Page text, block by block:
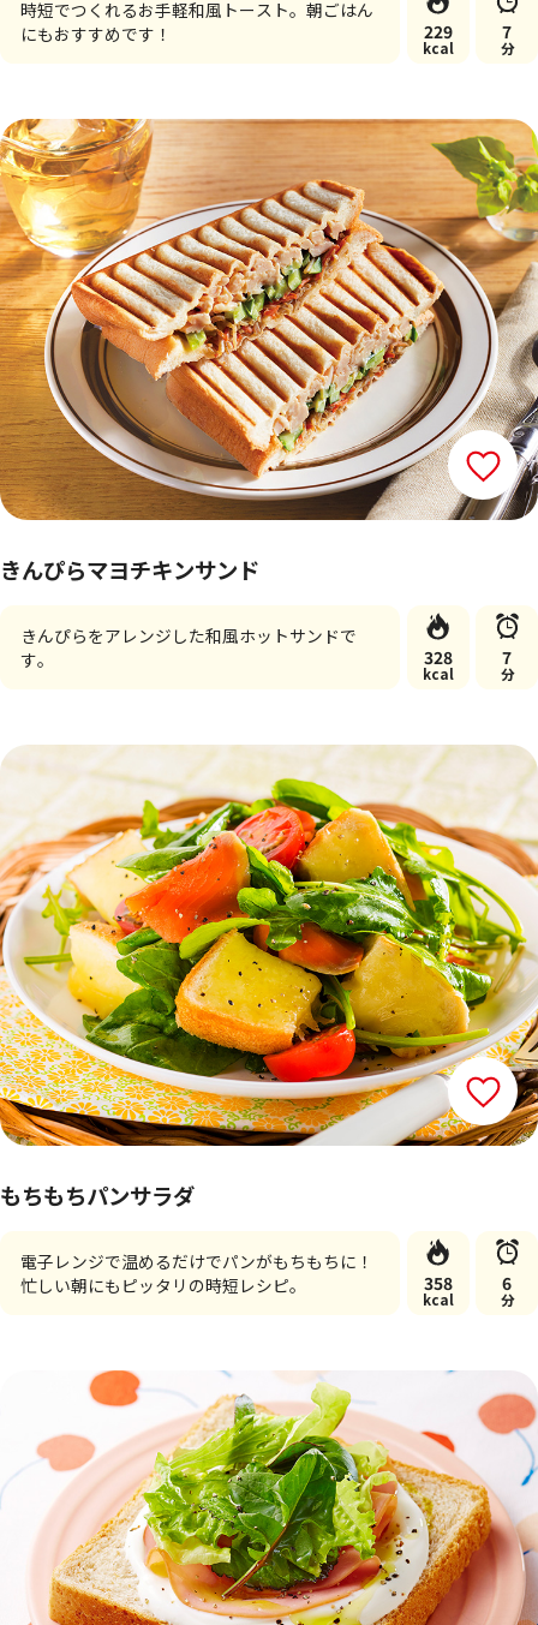
時短でつくれるお手軽和風トースト。朝ごはん
にもおすすめです！
229
kcal
7
分
きんぴらマヨチキンサンド
きんぴらをアレンジした和風ホットサンドで
す。
328
kcal
7
分
もちもちパンサラダ
電子レンジで温めるだけでパンがもちもちに！
忙しい朝にもピッタリの時短レシピ。
358
kcal
6
分